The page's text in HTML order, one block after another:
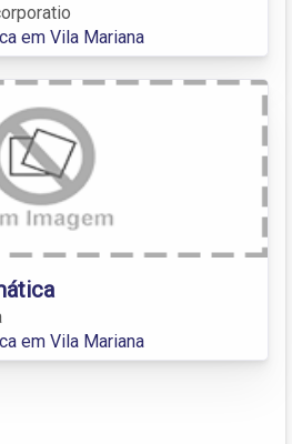
em Vila Mariana
em Vila Mariana